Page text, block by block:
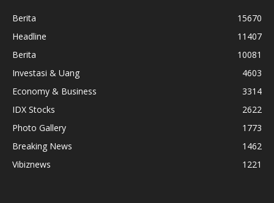
Berita
15670
Headline
11407
Berita
10081
Investasi & Uang
4603
Economy & Business
3314
IDX Stocks
2622
Photo Gallery
1773
Breaking News
1462
Vibiznews
1221